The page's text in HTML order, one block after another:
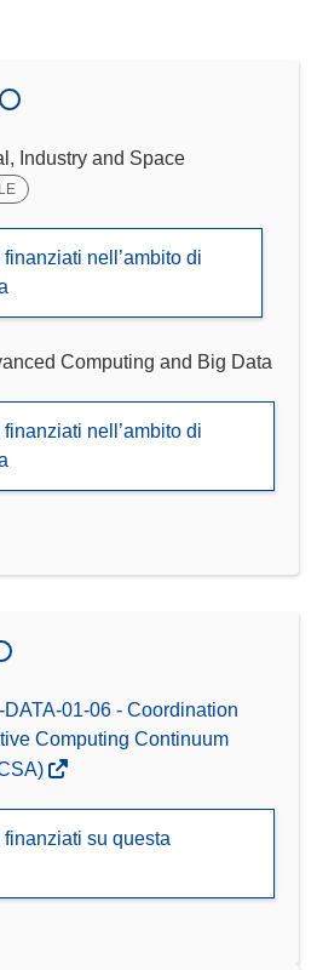
Industry and Space
nell’ambito di
Computing and Big Data
nell’ambito di
01-06 - Coordination
Computing Continuum
su questa